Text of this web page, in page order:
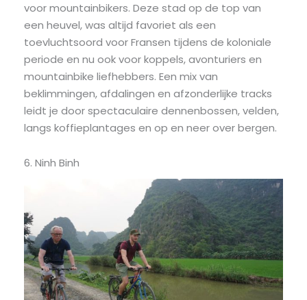
voor mountainbikers. Deze stad op de top van
een heuvel, was altijd favoriet als een
toevluchtsoord voor Fransen tijdens de koloniale
periode en nu ook voor koppels, avonturiers en
mountainbike liefhebbers. Een mix van
beklimmingen, afdalingen en afzonderlijke tracks
leidt je door spectaculaire dennenbossen, velden,
langs koffieplantages en op en neer over bergen.
6. Ninh Binh